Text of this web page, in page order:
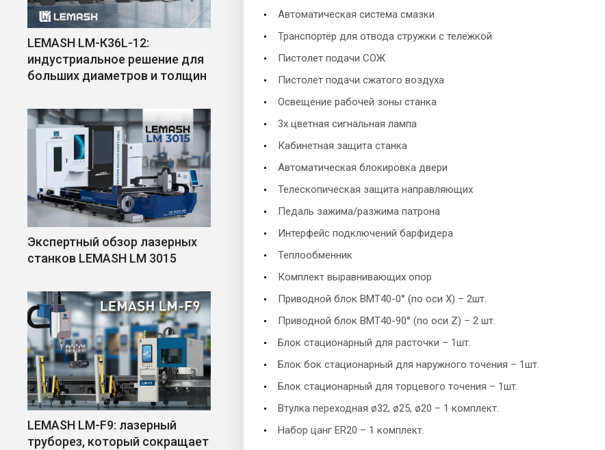
Автоматическая система смазки
Транспортёр для отвода стружки c тележкой
Пистолет подачи СОЖ
Пистолет подачи сжатого воздуха
Освещение рабочей зоны станка
3х цветная сигнальная лампа
Кабинетная защита станка
Автоматическая блокировка двери
Телескопическая защита направляющих
Педаль зажима/разжима патрона
Интерфейс подключений барфидера
Теплообменник
Комплект выравнивающих опор
Приводной блок BMT40-0° (по оси X) – 2шт.
Приводной блок BMT40-90° (по оси Z) – 2 шт.
Блок стационарный для расточки – 1шт.
Блок бок стационарный для наружного точения – 1шт.
Блок стационарный для торцевого точения – 1шт.
Втулка переходная ø32, ø25, ø20 – 1 комплект.
Набор цанг ER20 – 1 комплект.
LEMASH LM-К36L-12:
индустриальное решение для
больших диаметров и толщин
Экспертный обзор лазерных
станков LEMASH LM 3015
LEMASH LM-F9: лазерный
труборез, который сокращает